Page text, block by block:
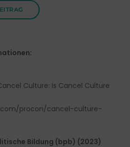
Culture: Is Cancel Culture
procon/cancel-culture-
Bildung (bpb) (2023)